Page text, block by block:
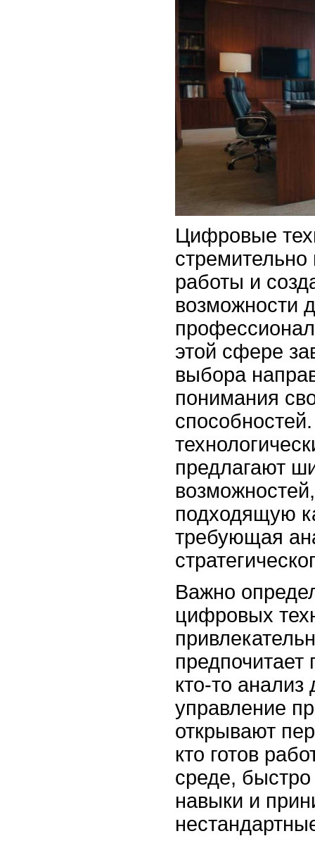
Цифровые
работы и
возможности
этой сфере
выбора
понимания
предлагают
подходящую
требующая
Важно
цифровых
кто-то анализ
управление
открывают
кто готов
среде,
навыки и